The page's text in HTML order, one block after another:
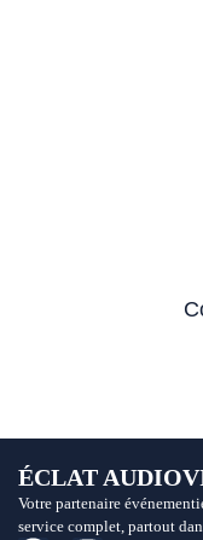
ÉCLAT
Votre partenaire
service complet, partout